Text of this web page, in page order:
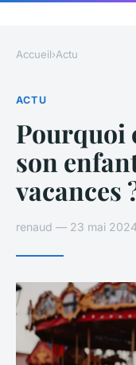
Accueil›Actu
ACTU
Pourquoi
son
vacances
renaud — 23 mai